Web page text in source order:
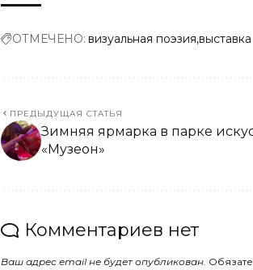
ОТМЕЧЕНО: визуальная поэзия выставка
ПРЕДЫДУЩАЯ СТАТЬЯ
Зимняя ярмарка в парке
«Музеон»
Комментариев нет
Ваш адрес email не будет опубликован.